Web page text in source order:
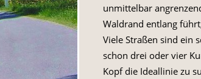
unmittelbar
Waldrand entlang
Viele Straßen sind ein
schon drei oder vier
Kopf die Ideallinie zu